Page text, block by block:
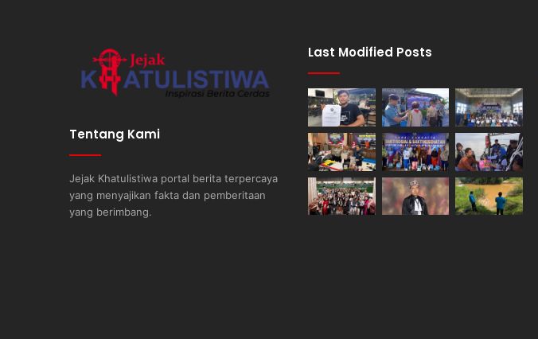
Tentang Kami
Jejak Khatulistiwa portal berita terpercaya
yang menyajikan fakta dan pemberitaan
yang berimbang.
Last Modified Posts